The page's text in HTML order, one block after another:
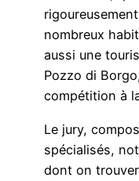
nombreux
aussi une
Pozzo di
compétition à
Le jury,
spécialisés,
dont on